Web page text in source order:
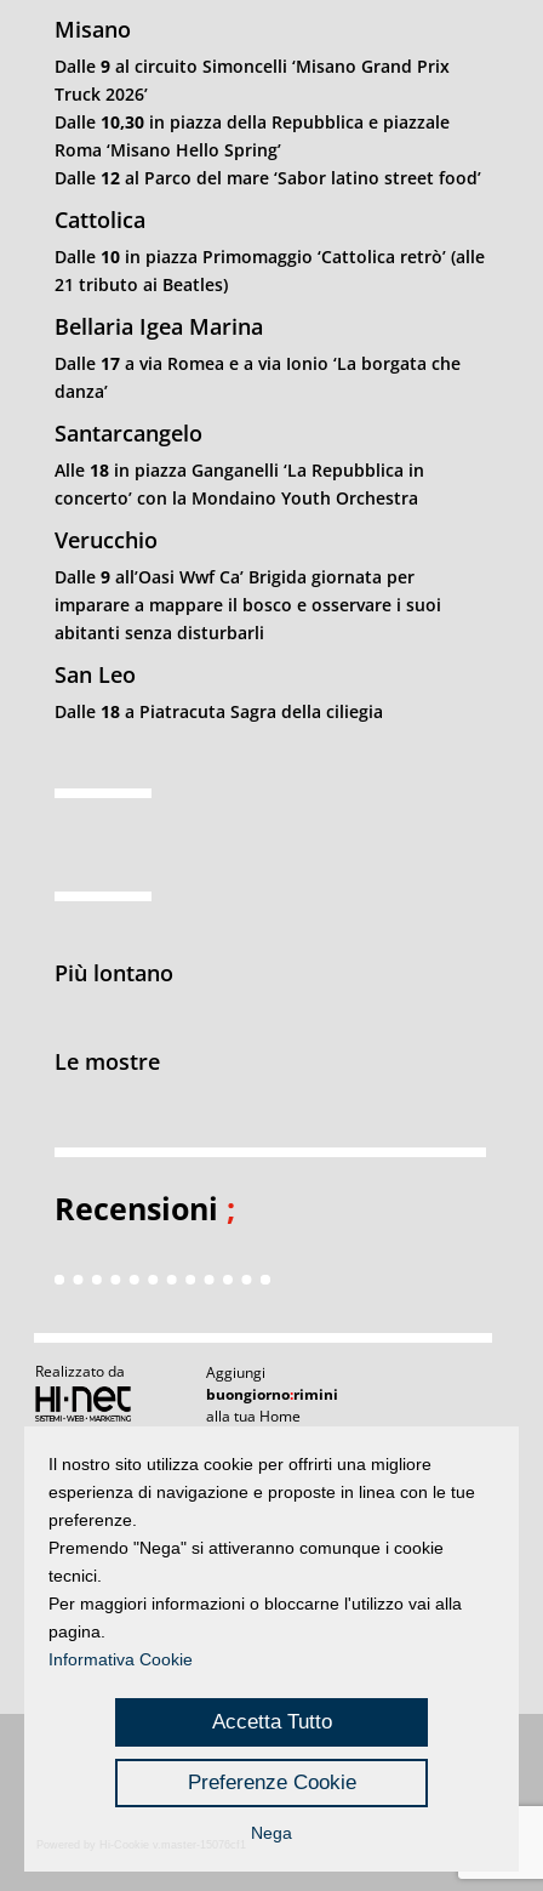
Misano
Dalle 9al circuito Simoncelli ‘Misano Grand Prix
Truck 2026’
Dalle 10,30in piazza della Repubblica e piazzale
Roma ‘Misano Hello Spring’
Dalle 12al Parco del mare ‘Sabor latino street food’
Cattolica
Dalle 10in piazza Primomaggio ‘Cattolica retrò’ (alle
21 tributo ai Beatles)
Bellaria Igea Marina
Dalle 17a via Romea e a via Ionio ‘La borgata che
danza’
Santarcangelo
Alle 18in piazza Ganganelli ‘La Repubblica in
concerto’ con la Mondaino Youth Orchestra
Verucchio
Dalle 9all’Oasi Wwf Ca’ Brigida giornata per
imparare a mappare il bosco e osservare i suoi
abitanti senza disturbarli
San Leo
Dalle 18a Piatracuta Sagra della ciliegia
Più lontano
Le mostre
Recensioni ;
Realizzato da
Aggiungi
buongiorno:rimini
alla tua Home
Articoli
e rubriche IArticoli: il meglio di buongiornoRimini
Argomenti:la storia delle notizie
Iscrivitialla newsletter
é una testata registrata presso il Tribunale di Rimini
registrazione n. 2 /28/02/2012| © 2024 buongiornoRimini
Il nostro sito utilizza cookie per offrirti una migliore
esperienza di navigazione e proposte in linea con le tue
preferenze.
Premendo "Nega" si attiveranno comunque i cookie
tecnici.
Per maggiori informazioni o bloccarne l'utilizzo vai alla
pagina.
Informativa Cookie
Accetta Tutto
Preferenze Cookie
Nega